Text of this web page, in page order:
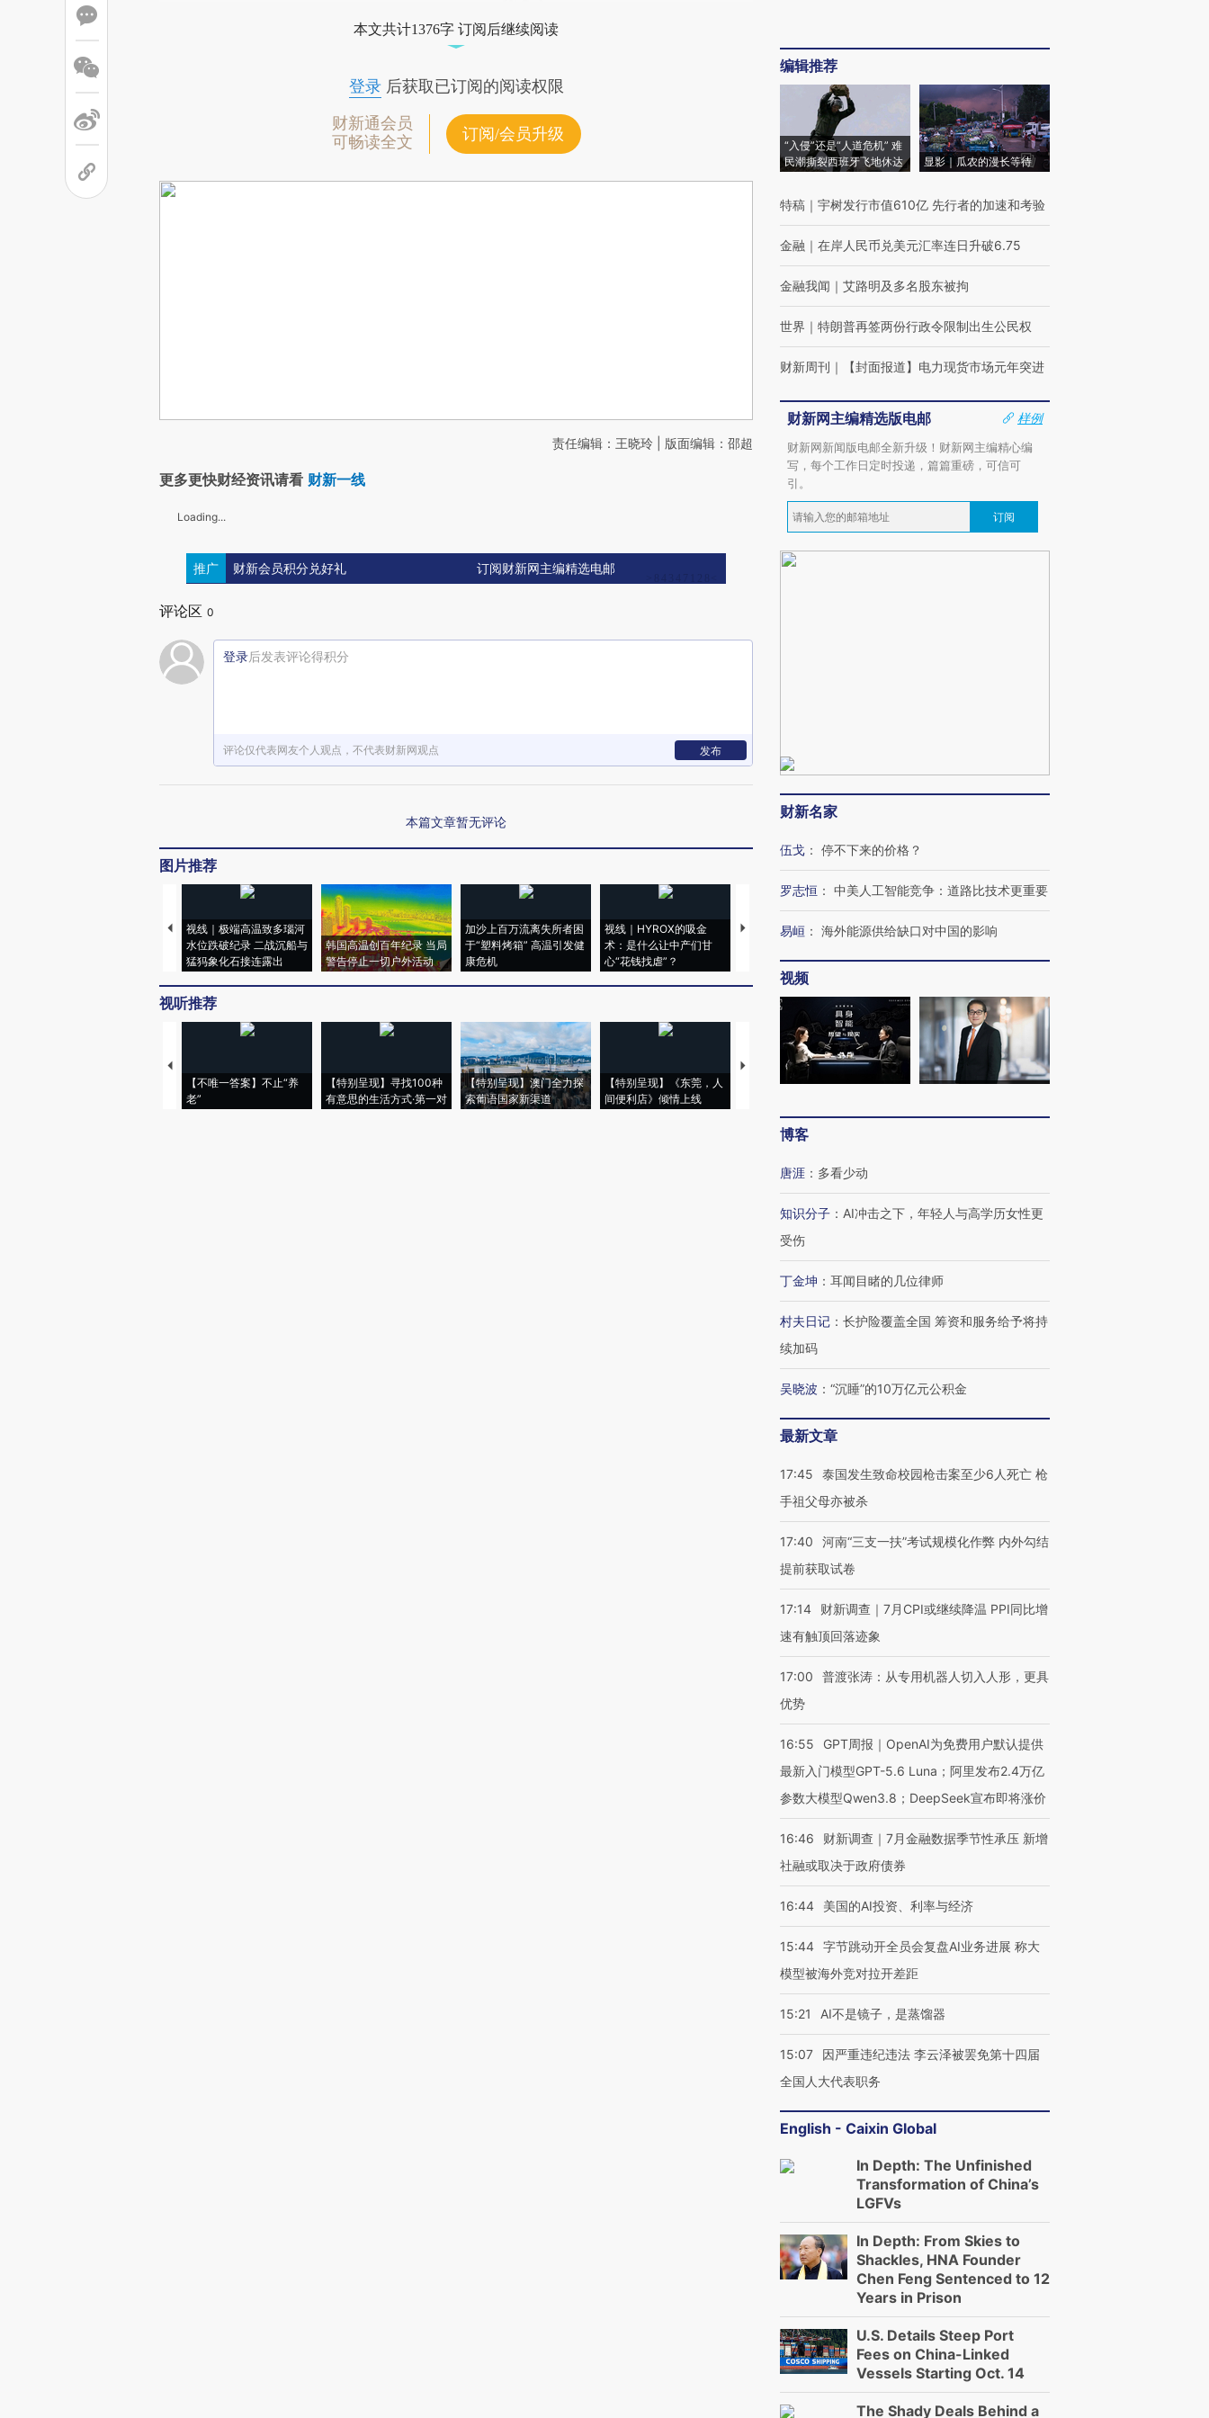
本文共计1376字 订阅后继续阅读
登录后获取已订阅的阅读权限
财新通会员
可畅读全文
订阅/会员升级
责任编辑：王晓玲 | 版面编辑：邵超
更多更快财经资讯请看 财新一线
Loading...
推广 财新会员积分兑好礼 订阅财新网主编精选电邮
评论区 0
登录后发表评论得积分
评论仅代表网友个人观点，不代表财新网观点 发布
本篇文章暂无评论
图片推荐
视线｜极端高温致多瑙河
水位跌破纪录 二战沉船与
猛犸象化石接连露出
韩国高温创百年纪录 当局
警告停止一切户外活动
加沙上百万流离失所者困
于“塑料烤箱” 高温引发健
康危机
视线｜HYROX的吸金
术：是什么让中产们甘
心“花钱找虐”？
马航飞行员跨国走私7万
视线｜被称为“蟑螂”的印
育部长拱下台
飞地休达
视听推荐
【不唯一答案】不止“养
老”
【特别呈现】寻找100种
有意思的生活方式·第一对
【特别呈现】澳门全力探
索葡语国家新渠道
【特别呈现】《东莞，人
间便利店》倾情上线
【推广】走进第四届链博
会，让数智科技“链”接产
【特别呈现】寻找100种
【商旅对话】华住集团
CFO：不靠规模取胜，华
编辑推荐
“入侵”还是“人道危机” 难
民潮撕裂西班牙飞地休达
显影｜瓜农的漫长等待
特稿 ｜ 宇树发行市值610亿 先行者的加速和考验
金融 ｜ 在岸人民币兑美元汇率连日升破6.75
金融我闻 ｜ 艾路明及多名股东被拘
世界 ｜ 特朗普再签两份行政令限制出生公民权
财新周刊 ｜ 【封面报道】电力现货市场元年突进
财新网主编精选版电邮
样例
财新网新闻版电邮全新升级！财新网主编精心编
写，每个工作日定时投递，篇篇重磅，可信可
引。
订阅
财新名家
伍戈 ： 停不下来的价格？
罗志恒 ： 中美人工智能竞争：道路比技术更重要
易峘 ： 海外能源供给缺口对中国的影响
视频
博客
唐涯 ： 多看少动
知识分子 ： AI冲击之下，年轻人与高学历女性更
受伤
丁金坤 ： 耳闻目睹的几位律师
村夫日记 ： 长护险覆盖全国 筹资和服务给予将持
续加码
吴晓波 ： “沉睡”的10万亿元公积金
最新文章
17:45
泰国发生致命校园枪击案至少6人死亡 枪
手祖父母亦被杀
17:40
河南“三支一扶”考试规模化作弊 内外勾结
提前获取试卷
17:14
财新调查｜7月CPI或继续降温 PPI同比增
速有触顶回落迹象
17:00
普渡张涛：从专用机器人切入人形，更具
优势
16:55
GPT周报｜OpenAI为免费用户默认提供
最新入门模型GPT-5.6 Luna；阿里发布2.4万亿
参数大模型Qwen3.8；DeepSeek宣布即将涨价
16:46
财新调查｜7月金融数据季节性承压 新增
社融或取决于政府债券
16:44 美国的AI投资、利率与经济
15:44 字节跳动开全员会复盘AI业务进展 称大
模型被海外竞对拉开差距
15:21 AI不是镜子，是蒸馏器
15:07
因严重违纪违法 李云泽被罢免第十四届
全国人大代表职务
English - Caixin Global
In Depth: The Unfinished
Transformation of China’s
LGFVs
In Depth: From Skies to
Shackles, HNA Founder
Chen Feng Sentenced to 12
Years in Prison
U.S. Details Steep Port
Fees on China-Linked
Vessels Starting Oct. 14
The Shady Deals Behind a